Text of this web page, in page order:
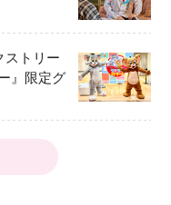
ストリー
』限定グ